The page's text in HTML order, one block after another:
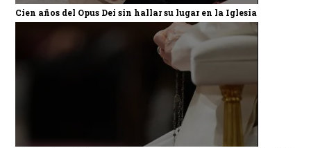
Cien años del Opus Dei sin hallar su lugar en la Iglesia